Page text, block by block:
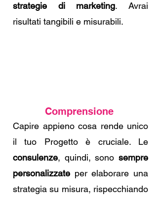
strategie di marketing. Avrai
risultati tangibili e misurabili.
Comprensione
Capire appieno cosa rende unico
il tuo Progetto è cruciale. Le
consulenze, quindi, sono sempre
personalizzate per elaborare una
strategia su misura, rispecchiando